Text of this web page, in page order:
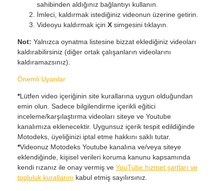
sahibinden aldığınız bağlantıyı kullanın.
İmleci, kaldırmak istediğiniz videonun üzerine getirin.
Videoyu kaldırmak için Xsimgesini tıklayın.
Not: Yalnızca oynatma listesine bizzat eklediğiniz videoları
kaldırabilirsiniz (diğer ortak çalışanların videolarını
kaldıramazsınız).
Önemli Uyarılar
*Lütfen video içeriğinin site kurallarına uygun olduğundan
emin olun. Sadece bilgilendirme içerikli eğitici
inceleme/karşılaştırma videoları siteye ve Youtube
kanalımıza eklenecektir. Uygunsuz içerik tespit edildiğinde
Motodeks, üyeliğinizi iptal etme hakkını saklı tutar.
*Videonuz Motodeks Youtube kanalına ve/veya siteye
eklendiğinde, kişisel verileri koruma kanunu kapsamında
kendi rızanız ile onay vermiş ve YouTube hizmet şartları ve
topluluk kurallarını kabul etmiş sayılırsınız.